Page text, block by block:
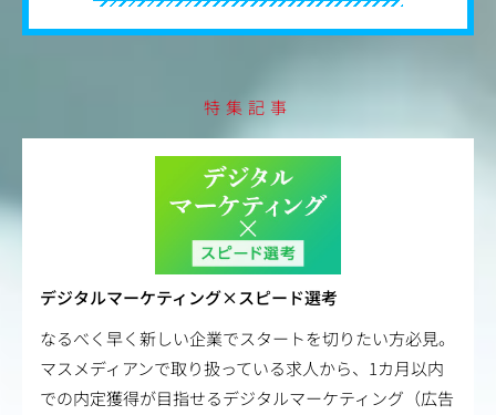
特集記事
デジタルマーケティング×スピード選考
なるべく早く新しい企業でスタートを切りたい方必見。
マスメディアンで取り扱っている求人から、1カ月以内
での内定獲得が目指せるデジタルマーケティング（広告